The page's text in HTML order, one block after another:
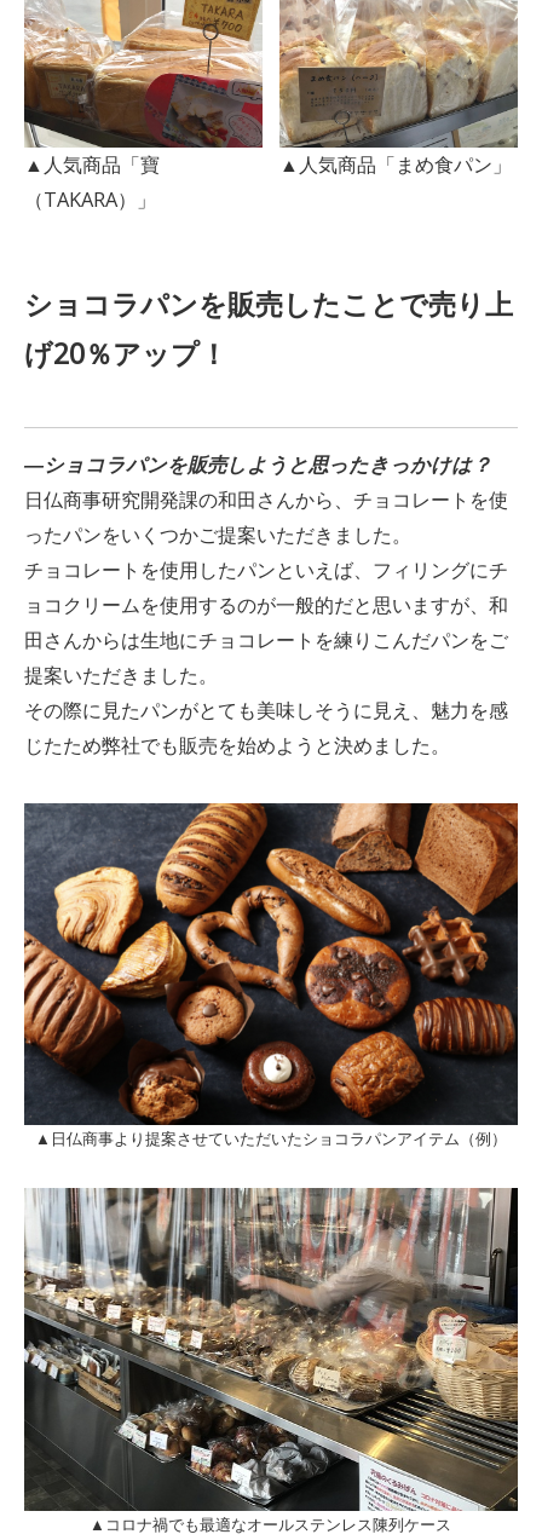
▲人気商品「寶
（TAKARA）」
▲人気商品「まめ食パン」
ショコラパンを販売したことで売り上
げ20％アップ！
―ショコラパンを販売しようと思ったきっかけは？
日仏商事研究開発課の和田さんから、チョコレートを使
ったパンをいくつかご提案いただきました。
チョコレートを使用したパンといえば、フィリングにチ
ョコクリームを使用するのが一般的だと思いますが、和
田さんからは生地にチョコレートを練りこんだパンをご
提案いただきました。
その際に見たパンがとても美味しそうに見え、魅力を感
じたため弊社でも販売を始めようと決めました。
▲日仏商事より提案させていただいたショコラパンアイテム（例）
▲コロナ禍でも最適なオールステンレス陳列ケース